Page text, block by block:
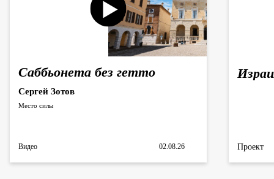
Саббьонета без гетто
Сергей Зотов
Место силы
Видео 02.08.26 Проект